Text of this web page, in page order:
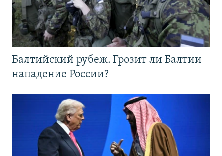
Балтийский рубеж. Грозит ли Балтии
нападение России?